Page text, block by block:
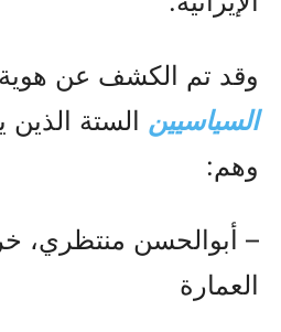
وقد تم الكشف عن هوية
السياسيين الستة الذين
وهم:
– أبوالحسن منتظري،
العمارة